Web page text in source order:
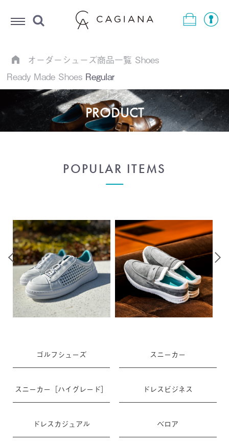
Menu
オーダーシューズ商品一覧 Shoes
Ready Made Shoes Regular
PRODUCT
POPULAR ITEMS
ゴルフシューズ スニーカー
スニーカー［ハイグレード］ ドレスビジネス
ドレスカジュアル ベロア